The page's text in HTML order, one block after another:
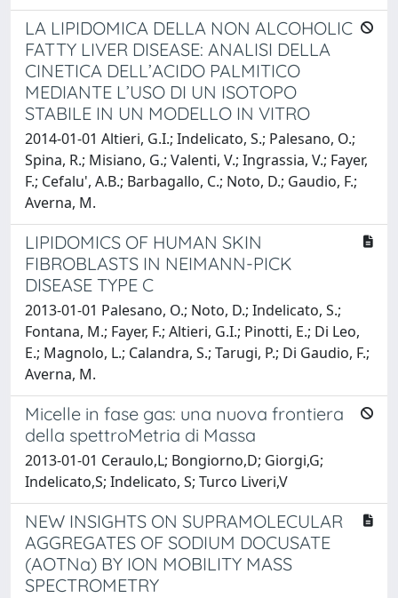
LA LIPIDOMICA DELLA NON ALCOHOLIC
FATTY LIVER DISEASE: ANALISI DELLA
CINETICA DELL’ACIDO PALMITICO
MEDIANTE L’USO DI UN ISOTOPO
STABILE IN UN MODELLO IN VITRO
2014-01-01 Altieri, G.I.; Indelicato, S.; Palesano, O.;
Spina, R.; Misiano, G.; Valenti, V.; Ingrassia, V.; Fayer,
F.; Cefalu', A.B.; Barbagallo, C.; Noto, D.; Gaudio, F.;
Averna, M.
LIPIDOMICS OF HUMAN SKIN
FIBROBLASTS IN NEIMANN-PICK
DISEASE TYPE C
2013-01-01 Palesano, O.; Noto, D.; Indelicato, S.;
Fontana, M.; Fayer, F.; Altieri, G.I.; Pinotti, E.; Di Leo,
E.; Magnolo, L.; Calandra, S.; Tarugi, P.; Di Gaudio, F.;
Averna, M.
Micelle in fase gas: una nuova frontiera
della spettroMetria di Massa
2013-01-01 Ceraulo,L; Bongiorno,D; Giorgi,G;
Indelicato,S; Indelicato, S; Turco Liveri,V
NEW INSIGHTS ON SUPRAMOLECULAR
AGGREGATES OF SODIUM DOCUSATE
(AOTNa) BY ION MOBILITY MASS
SPECTROMETRY